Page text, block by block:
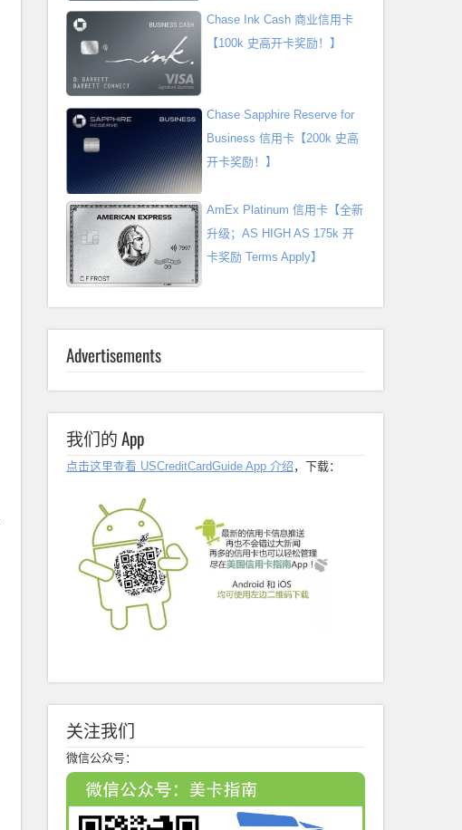
Chase Ink Cash 商业信用卡
【100k 史高开卡奖励！】
Chase Sapphire Reserve for
Business 信用卡【200k 史高
开卡奖励！】
AmEx Platinum 信用卡【全新
升级；AS HIGH AS 175k 开
卡奖励 Terms Apply】
Advertisements
我们的 App
点击这里查看 USCreditCardGuide App 介绍 ，下载：
关注我们
微信公众号：